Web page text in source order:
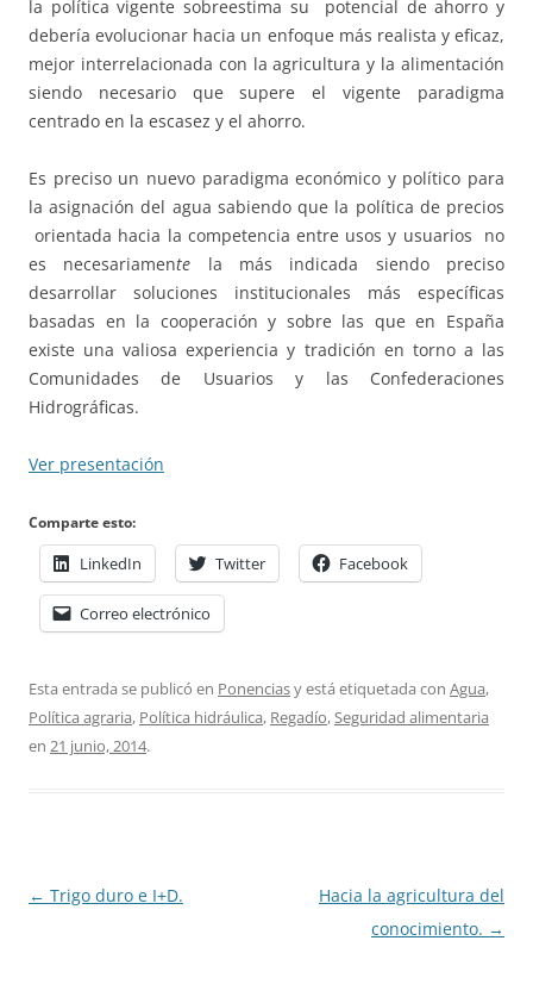
la política vigente sobreestima su potencial de ahorro y
debería evolucionar hacia un enfoque más realista y eficaz,
mejor interrelacionada con la agricultura y la alimentación
siendo necesario que supere el vigente paradigma
centrado en la escasez y el ahorro.
Es preciso un nuevo paradigma económico y político para
la asignación del agua sabiendo que la política de precios
orientada hacia la competencia entre usos y usuarios no
es necesariamente la más indicada siendo preciso
desarrollar soluciones institucionales más específicas
basadas en la cooperación y sobre las que en España
existe una valiosa experiencia y tradición en torno a las
Comunidades de Usuarios y las Confederaciones
Hidrográficas.
Ver presentación
Comparte esto:
LinkedIn Twitter Facebook
Correo electrónico
Esta entrada se publicó en Ponenciasy está etiquetada con Agua,
Política agraria, Política hidráulica, Regadío,Seguridad alimentaria
en 21 junio, 2014.
Navegación
← Trigo duro e I+D.
Hacia la agricultura del
conocimiento. →